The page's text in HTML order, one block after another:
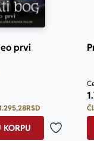
prvi
RSD
Dodaj u